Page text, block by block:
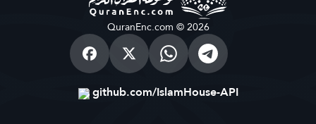
QuranEnc.com © 2026
github.com/IslamHouse-API